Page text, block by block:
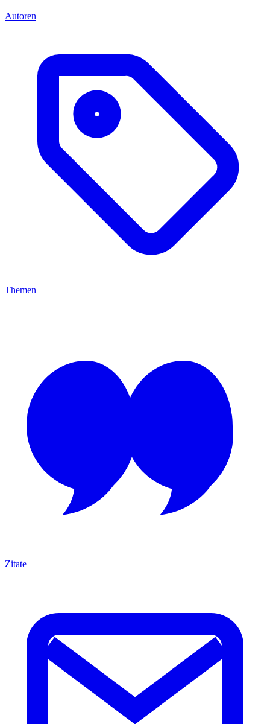
Autoren
Themen
Zitate